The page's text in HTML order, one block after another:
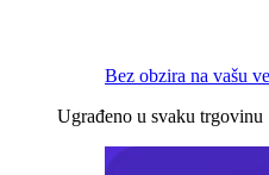
Bez obzira na vašu
Ugrađeno u svaku trgovinu